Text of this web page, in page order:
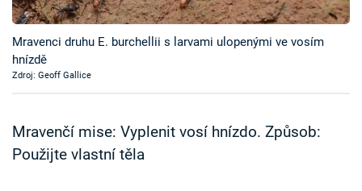
Přihlášení
Mravenci druhu E. burchellii s larvami ulopenými ve vosím
hnízdě
Zdroj: Geoff Gallice
Mravenčí mise: Vyplenit vosí hnízdo. Způsob:
Použijte vlastní těla